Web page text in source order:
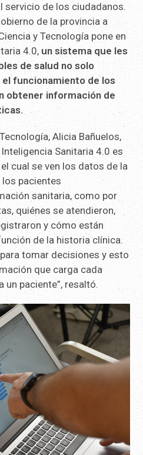
servicio de los ciudadanos.
de la provincia a
y Tecnología pone en
4.0, un sistema que les
de salud no solo
funcionamiento de los
obtener información de
Alicia Bañuelos,
Sanitaria 4.0 es
cual se ven los datos de la
pacientes
sanitaria, como por
quiénes se atendieron,
y cómo están
de la historia clínica.
tomar decisiones y esto
que carga cada
un paciente”, resaltó.